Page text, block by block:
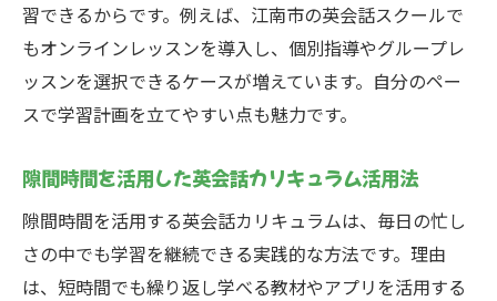
習できるからです。例えば、江南市の英会話スクールで
もオンラインレッスンを導入し、個別指導やグループレ
ッスンを選択できるケースが増えています。自分のペー
スで学習計画を立てやすい点も魅力です。
隙間時間を活用した英会話カリキュラム活用法
隙間時間を活用する英会話カリキュラムは、毎日の忙し
さの中でも学習を継続できる実践的な方法です。理由
は、短時間でも繰り返し学べる教材やアプリを活用する